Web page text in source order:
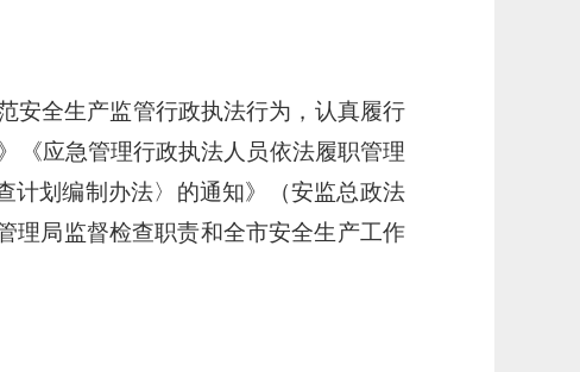
安全生产监管行政执法行为，认真履行
《应急管理行政执法人员依法履职管理
计划编制办法〉的通知》（安监总政法
理局监督检查职责和全市安全生产工作